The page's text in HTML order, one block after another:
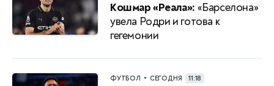
Кошмар «Реала»: «Барселона»
увела Родри и готова к
гегемонии
ФУТБОЛ • СЕГОДНЯ 11:18